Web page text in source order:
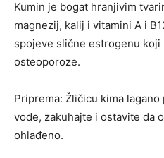
Kumin je bogat hranjivim
magnezij, kalij i vitamini A i
spojeve slične estrogenu koji
osteoporoze.
Priprema: Žličicu kima
vode, zakuhajte i ostavite da
ohlađeno.